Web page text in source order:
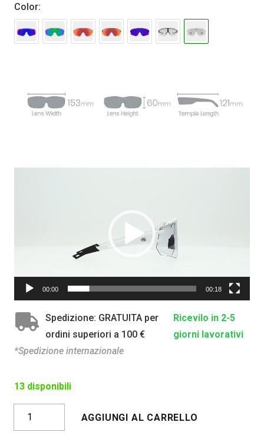
Color:
00:00 00:18
Spedizione: GRATUITA per
ordini superiori a 100 €
Ricevilo in 2-5
giorni lavorativi
*Spedizione internazionale
13 disponibili
GALIBIER
BIANCO
AGGIUNGI AL CARRELLO